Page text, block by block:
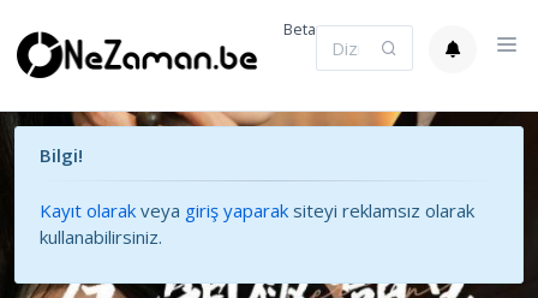
Beta
Bilgi!
Kayıt olarak veya giriş yaparak siteyi reklamsız olarak
kullanabilirsiniz.